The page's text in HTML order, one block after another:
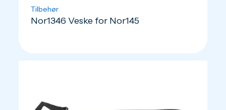
Tilbehør
Nor1346 Veske for Nor145